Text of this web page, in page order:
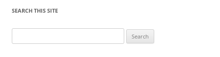
SEARCH THIS SITE
for: